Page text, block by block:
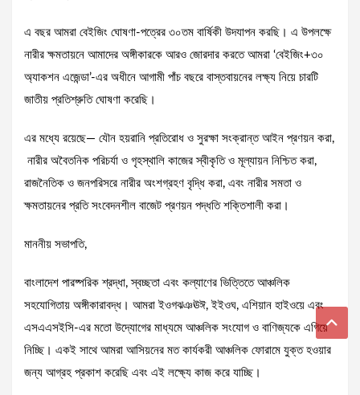
এ বছর আমরা বেইজিং ঘোষণা-পত্রের ৩০তম বার্ষিকী উদযাপন করছি। এ উপলক্ষে
নারীর ক্ষমতায়নে আমাদের অঙ্গীকারকে আরও জোরদার করতে আমরা ‘বেইজিং+৩০
অ্যাকশন এজেন্ডা’-এর অধীনে আগামী পাঁচ বছরে বাস্তবায়নের লক্ষ্য নিয়ে চারটি
জাতীয় প্রতিশ্রুতি ঘোষণা করেছি।
এর মধ্যে রয়েছে— যৌন হয়রানি প্রতিরোধ ও সুরক্ষা সংক্রান্ত আইন প্রণয়ন করা,
নারীর অবৈতনিক পরিচর্যা ও গৃহস্থালি কাজের স্বীকৃতি ও মূল্যায়ন নিশ্চিত করা,
রাজনৈতিক ও জনপরিসরে নারীর অংশগ্রহণ বৃদ্ধি করা, এবং নারীর সমতা ও
ক্ষমতায়নের প্রতি সংবেদনশীল বাজেট প্রণয়ন পদ্ধতি শক্তিশালী করা।
মাননীয় সভাপতি,
বাংলাদেশ পারষ্পরিক শ্রদ্ধা, স্বচ্ছতা এবং কল্যাণের ভিত্তিতে আঞ্চলিক
সহযোগিতায় অঙ্গীকারাবদ্ধ। আমরা ইওগঝঞঊঈ, ইইওঘ, এশিয়ান হাইওয়ে এবং
এসএএসইসি-এর মতো উদ্যোগের মাধ্যমে আঞ্চলিক সংযোগ ও বাণিজ্যকে এগিয়ে
নিচ্ছি। একই সাথে আমরা আসিয়নের মত কার্যকরী আঞ্চলিক ফোরামে যুক্ত হওয়ার
জন্য আগ্রহ প্রকাশ করেছি এবং এই লক্ষ্যে কাজ করে যাচ্ছি।